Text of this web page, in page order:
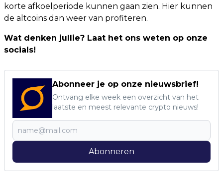
korte afkoelperiode kunnen gaan zien. Hier kunnen
de altcoins dan weer van profiteren.
Wat denken jullie? Laat het ons weten op onze
socials!
Abonneer je op onze nieuwsbrief!
Ontvang elke week een overzicht van het
laatste en meest relevante crypto nieuws!
Abonneren